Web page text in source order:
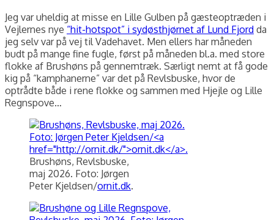
Jeg var uheldig at misse en Lille Gulben på gæsteoptræden i
Vejlernes nye “hit-hotspot” i sydøsthjørnet af Lund Fjord da
jeg selv var på vej til Vadehavet. Men ellers har måneden
budt på mange fine fugle, først på måneden bl.a. med store
flokke af Brushøns på gennemtræk. Særligt nemt at få gode
kig på “kamphanerne” var det på Revlsbuske, hvor de
optrådte både i rene flokke og sammen med Hjejle og Lille
Regnspove…
Brushøns, Revlsbuske,
maj 2026. Foto: Jørgen
Peter Kjeldsen/ornit.dk.